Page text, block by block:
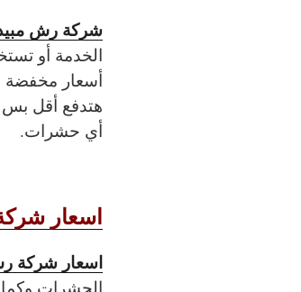
شركة رش
الخدمة أو
أسعار مخفضة
هتدفع أقل
أي حشرات.
اسعار
اسعار شركة
الحشرات